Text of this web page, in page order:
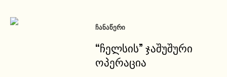
ᲩᲐᲜᲐᲬᲔᲠᲘ
“ჩელსის” ჯაშუშური
ოპერაცია